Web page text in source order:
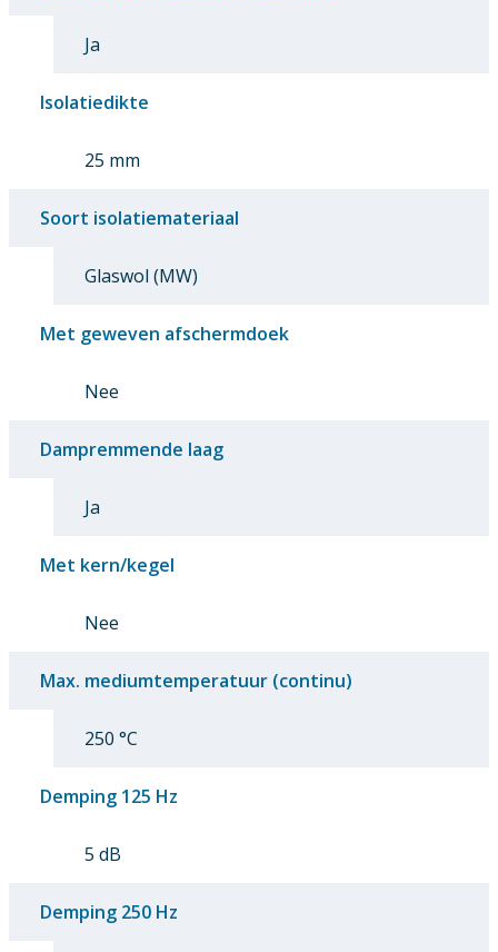
Ja
Isolatiedikte
25 mm
Soort isolatiemateriaal
Glaswol (MW)
Met geweven afschermdoek
Nee
Dampremmende laag
Ja
Met kern/kegel
Nee
Max. mediumtemperatuur (continu)
250 °C
Demping 125 Hz
5 dB
Demping 250 Hz